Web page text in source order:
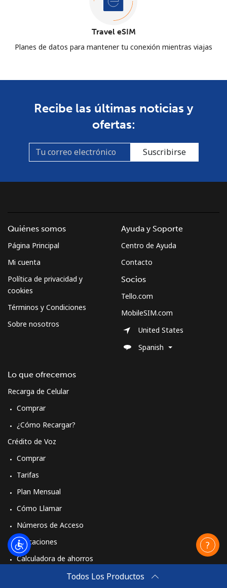
Travel eSIM
Planes de datos para mantener tu conexión mientras viajas
Recibe las últimas noticias y
ofertas:
Suscribirse
Todos Los Productos
Quiénes somos
Página Principal
Mi cuenta
Política de privacidad y
cookies
Términos y Condiciones
Sobre nosotros
Lo que ofrecemos
Recarga de Celular
Comprar
¿Cómo Recargar?
Crédito de Voz
Comprar
Tarifas
Plan Mensual
Cómo Llamar
Números de Acceso
Aplicaciones
Calculadora de ahorros
Ayuda y Soporte
Centro de Ayuda
Contacto
Socios
Tello.com
MobileSIM.com
United States
Spanish